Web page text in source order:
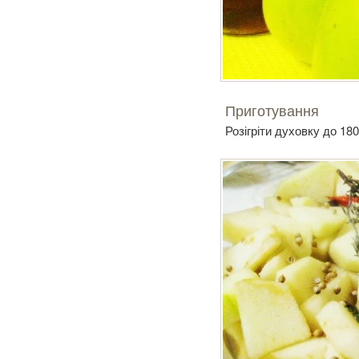
Приготування
Розігріти духовку до